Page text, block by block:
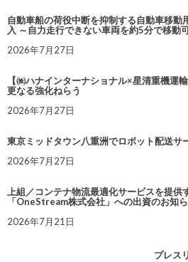
自動車船の荷役中断を抑制する自動車移動
入 ～自力走行できない車両を約5分で移動
2026年7月27日
【㈱ハナインターナショナル×星清重機運
更なる強化ねらう
2026年7月27日
東京ミッドタウン八重洲でロボット配送サ
2026年7月27日
上組／コンテナ物流最適化サービスを提供
「OneStream株式会社」への出資のお知
2026年7月21日
プレス